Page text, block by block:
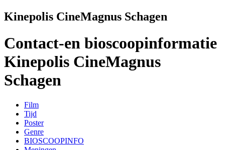
Kinepolis CineMagnus Schagen
Contact-en bioscoopinformatie
Kinepolis CineMagnus
Schagen
Film
Tijd
Poster
Genre
BIOSCOOPINFO